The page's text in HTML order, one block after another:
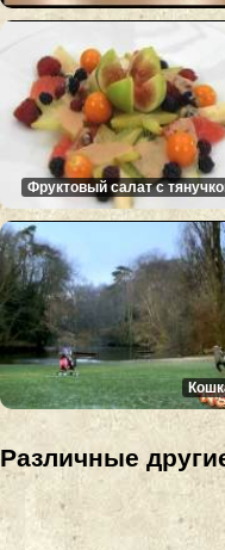
Фруктовый салат с
Различные